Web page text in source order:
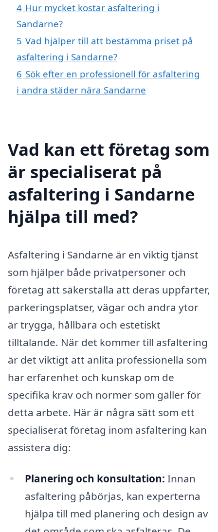
4 Hur mycket kostar asfaltering i
Sandarne?
5 Vad hjälper till att bestämma priset på
asfaltering i Sandarne?
6 Sök efter en professionell för asfaltering
i andra städer nära Sandarne
Vad kan ett företag som
är specialiserat på
asfaltering i Sandarne
hjälpa till med?
Asfaltering i Sandarne är en viktig tjänst
som hjälper både privatpersoner och
företag att säkerställa att deras uppfarter,
parkeringsplatser, vägar och andra ytor
är trygga, hållbara och estetiskt
tilltalande. När det kommer till asfaltering
är det viktigt att anlita professionella som
har erfarenhet och kunskap om de
specifika krav och normer som gäller för
detta arbete. Här är några sätt som ett
specialiserat företag inom asfaltering kan
assistera dig:
Planering och konsultation: Innan
asfaltering påbörjas, kan experterna
hjälpa till med planering och design av